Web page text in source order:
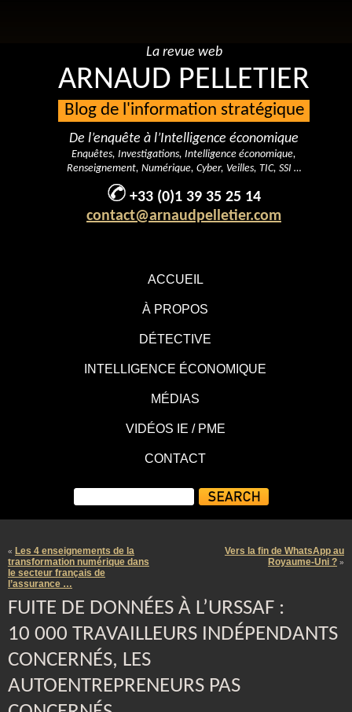
ACCUEIL
À PROPOS
DÉTECTIVE
INTELLIGENCE ÉCONOMIQUE
MÉDIAS
VIDÉOS IE / PME
CONTACT
La revue web
ARNAUD PELLETIER
Blog de l'information stratégique
De l’enquête à l’Intelligence économique
Enquêtes, Investigations, Intelligence économique,
Renseignement, Numérique, Cyber, Veilles, TIC, SSI …
+33 (0)1 39 35 25 14
contact@arnaudpelletier.com
« Les 4 enseignements de la
transformation numérique dans
le secteur français de
l’assurance …
Vers la fin de WhatsApp au
Royaume-Uni ? »
FUITE DE DONNÉES À L’URSSAF :
10 000 TRAVAILLEURS INDÉPENDANTS
CONCERNÉS, LES
AUTOENTREPRENEURS PAS